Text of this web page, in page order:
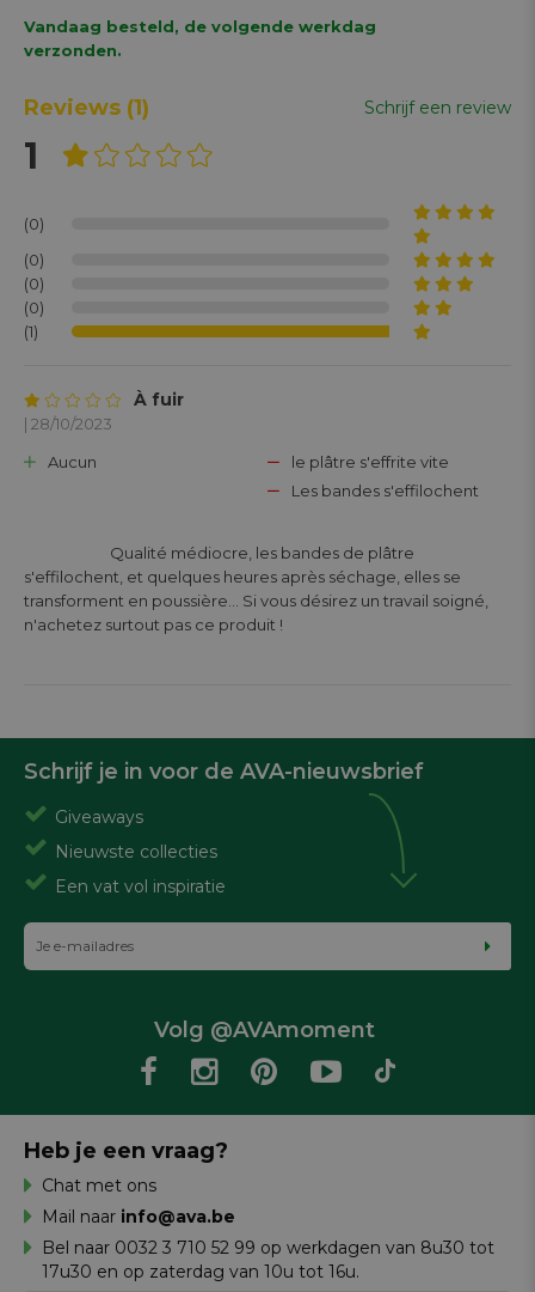
Vandaag besteld, de volgende werkdag
verzonden.
Reviews (1) Schrijf een review
1
(0)
(0)
(0)
(0)
(1)
À fuir
| 28/10/2023
Aucun
le plâtre s'effrite vite
Les bandes s'effilochent
s'effilochent, et quelques heures après séchage, elles se
transforment en poussière... Si vous désirez un travail soigné,
n'achetez surtout pas ce produit !
Schrijf je in voor de AVA-nieuwsbrief
Giveaways
Nieuwste collecties
Een vat vol inspiratie
Volg @AVAmoment
Heb je een vraag?
Chat met ons
Mail naar info@ava.be
Bel naar 0032 3 710 52 99 op werkdagen van 8u30 tot
17u30 en op zaterdag van 10u tot 16u.